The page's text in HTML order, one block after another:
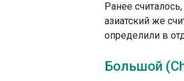
Ранее
азиатский же
определили в
Большой